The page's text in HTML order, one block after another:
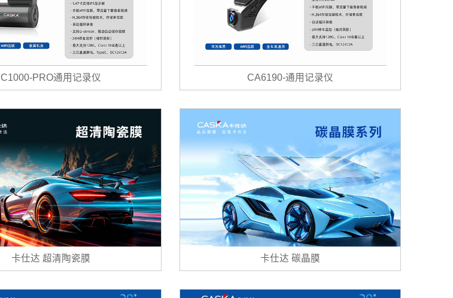
C1000-PRO通用记录仪 CA6190-通用记录仪
卡仕达 超清陶瓷膜 卡仕达 碳晶膜